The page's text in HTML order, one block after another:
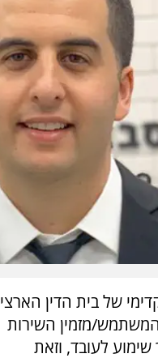
דין תקדימי של בית הדין הארצי
מזמין השירות
לעובד, וזאת